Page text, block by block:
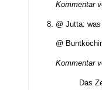
Kommentar
@ Jutta:
@
Kommentar
Das